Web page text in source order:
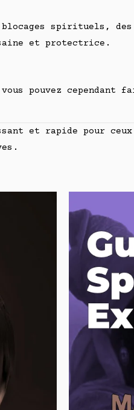
spirituels,
et protectrice.
pouvez cependant
et rapide pour